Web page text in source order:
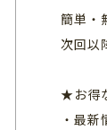
簡単・
次回以
★お得
・最